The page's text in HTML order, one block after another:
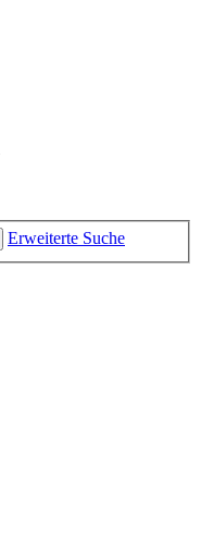
Erweiterte Suche